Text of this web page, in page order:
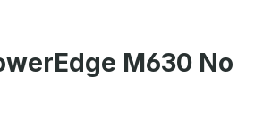
M630 No